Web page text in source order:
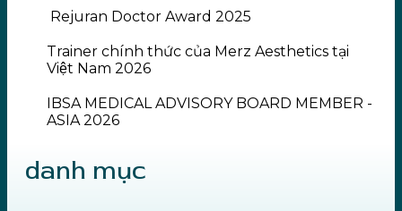
Rejuran Doctor Award 2025
Trainer chính thức của Merz Aesthetics tại
Việt Nam 2026
IBSA MEDICAL ADVISORY BOARD MEMBER -
ASIA 2026
danh mục